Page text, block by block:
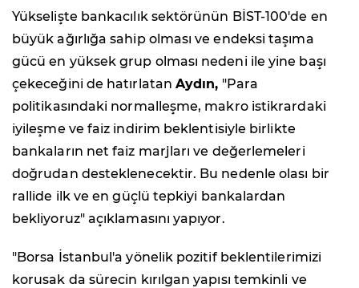
Yükselişte bankacılık sektörünün BİST-100'de en
büyük ağırlığa sahip olması ve endeksi taşıma
gücü en yüksek grup olması nedeni ile yine başı
çekeceğini de hatırlatanAydın, "Para
politikasındaki normalleşme, makro istikrardaki
iyileşme ve faiz indirim beklentisiyle birlikte
bankaların net faiz marjları ve değerlemeleri
doğrudan desteklenecektir. Bu nedenle olası bir
rallide ilk ve en güçlü tepkiyi bankalardan
bekliyoruz" açıklamasını yapıyor.
"Borsa İstanbul'a yönelik pozitif beklentilerimizi
korusak da sürecin kırılgan yapısı temkinli ve